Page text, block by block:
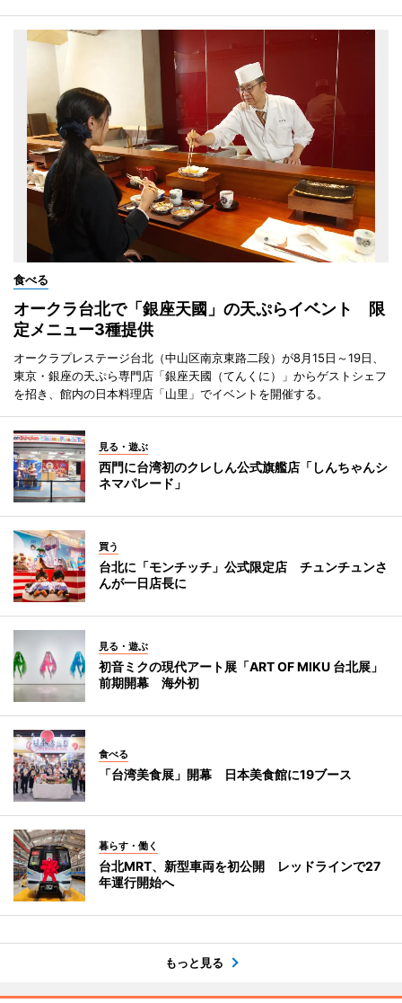
食べる
オークラ台北で「銀座天國」の天ぷらイベント 限
定メニュー3種提供
オークラプレステージ台北（中山区南京東路二段）が8月15日～19日、
東京・銀座の天ぷら専門店「銀座天國（てんくに）」からゲストシェフ
を招き、館内の日本料理店「山里」でイベントを開催する。
見る・遊ぶ
西門に台湾初のクレしん公式旗艦店「しんちゃんシ
ネマパレード」
買う
台北に「モンチッチ」公式限定店 チュンチュンさ
んが一日店長に
見る・遊ぶ
初音ミクの現代アート展「ART OF MIKU 台北展」
前期開幕 海外初
食べる
「台湾美食展」開幕 日本美食館に19ブース
暮らす・働く
台北MRT、新型車両を初公開 レッドラインで27
年運行開始へ
もっと見る